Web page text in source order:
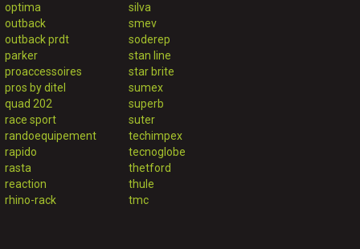
optima
outback
outback prdt
parker
proaccessoires
pros by ditel
quad 202
race sport
randoequipement
rapido
rasta
reaction
rhino-rack
silva
smev
soderep
stan line
star brite
sumex
superb
suter
techimpex
tecnoglobe
thetford
thule
tmc